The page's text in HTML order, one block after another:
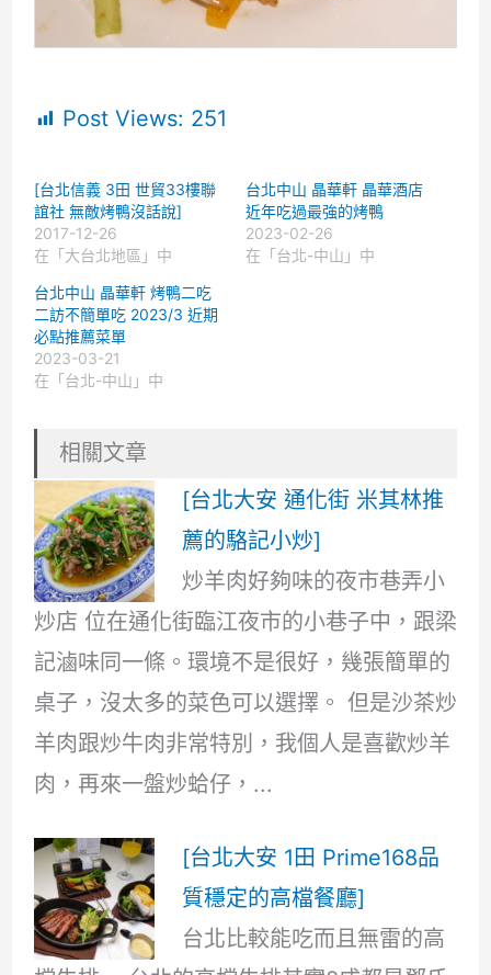
Post Views: 251
[台北信義 3田 世貿33樓聯
誼社 無敵烤鴨沒話說]
2017-12-26
在「大台北地區」中
台北中山 晶華軒 晶華酒店
近年吃過最強的烤鴨
2023-02-26
在「台北-中山」中
台北中山 晶華軒 烤鴨二吃
二訪不簡單吃 2023/3 近期
必點推薦菜單
2023-03-21
在「台北-中山」中
相關文章
[台北大安 通化街 米其林推
薦的駱記小炒]
炒羊肉好夠味的夜市巷弄小
炒店 位在通化街臨江夜市的小巷子中，跟梁
記滷味同一條。環境不是很好，幾張簡單的
桌子，沒太多的菜色可以選擇。 但是沙茶炒
羊肉跟炒牛肉非常特別，我個人是喜歡炒羊
肉，再來一盤炒蛤仔，...
[台北大安 1田 Prime168品
質穩定的高檔餐廳]
台北比較能吃而且無雷的高